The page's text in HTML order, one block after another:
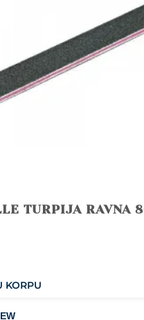
TURPIJA RAVNA
KORPU